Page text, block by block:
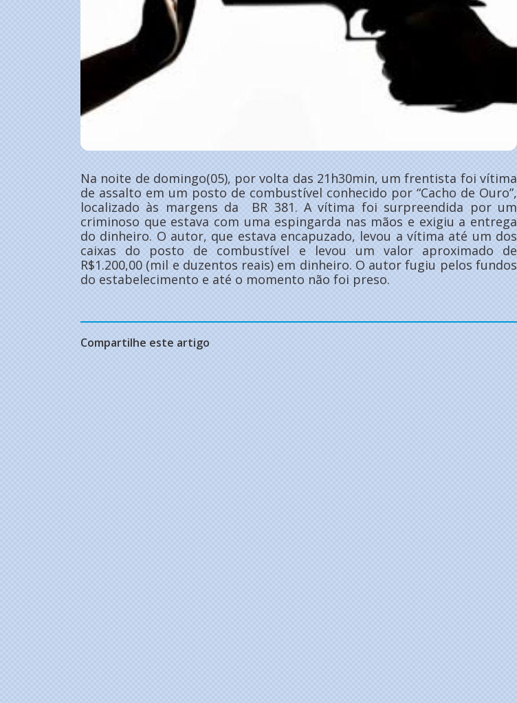
Na noite de domingo(05), por volta das 21h30min, um frentista foi vítima
de assalto em um posto de combustível conhecido por “Cacho de Ouro”,
localizado às margens da BR 381. A vítima foi surpreendida por um
criminoso que estava com uma espingarda nas mãos e exigiu a entrega
do dinheiro. O autor, que estava encapuzado, levou a vítima até um dos
caixas do posto de combustível e levou um valor aproximado de
R$1.200,00 (mil e duzentos reais) em dinheiro. O autor fugiu pelos fundos
do estabelecimento e até o momento não foi preso.
Compartilhe este artigo